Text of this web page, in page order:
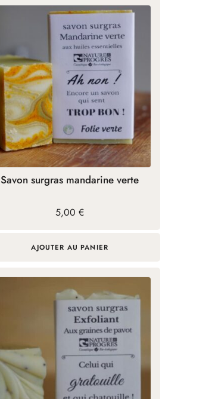
Savon surgras mandarine verte
5,00€
AJOUTER AU PANIER